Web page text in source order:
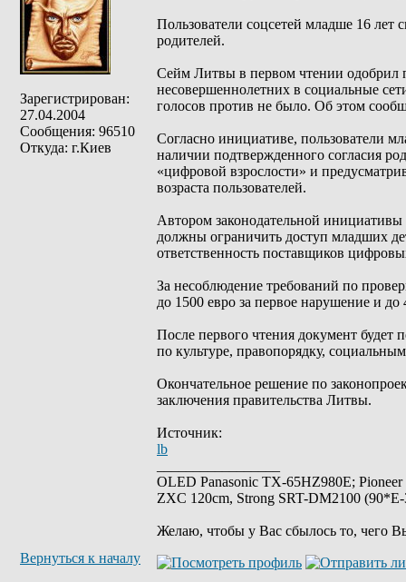
Зарегистрирован:
27.04.2004
Сообщения: 96510
Откуда: г.Киев
Пользователи соцсетей младше 16 лет
родителей.
Сейм Литвы в первом чтении одобрил
несовершеннолетних в социальные
голосов против не было. Об этом
Согласно инициативе, пользователи
наличии подтвержденного согласия
«цифровой взрослости» и
возраста пользователей.
Автором законодательной
должны ограничить доступ младших
ответственность поставщиков
За несоблюдение требований по
до 1500 евро за первое нарушение и до
После первого чтения документ будет
по культуре, правопорядку,
Окончательное решение по
заключения правительства Литвы.
Источник:
lb
OLED Panasonic TX-65HZ980E;
ZXC 120cm, Strong SRT-DM2100
Желаю, чтобы у Вас сбылось то, чего
Вернуться к началу